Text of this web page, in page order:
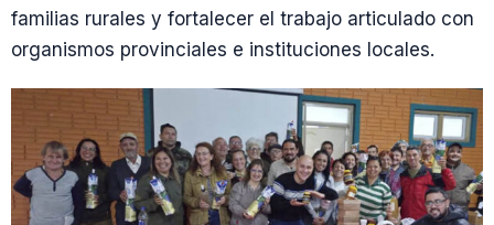
familias rurales y fortalecer el trabajo articulado con
organismos provinciales e instituciones locales.